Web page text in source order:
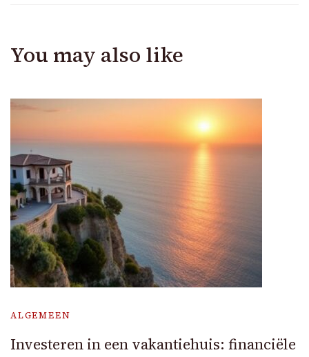
You may also like
ALGEMEEN
Investeren in een vakantiehuis: financiële